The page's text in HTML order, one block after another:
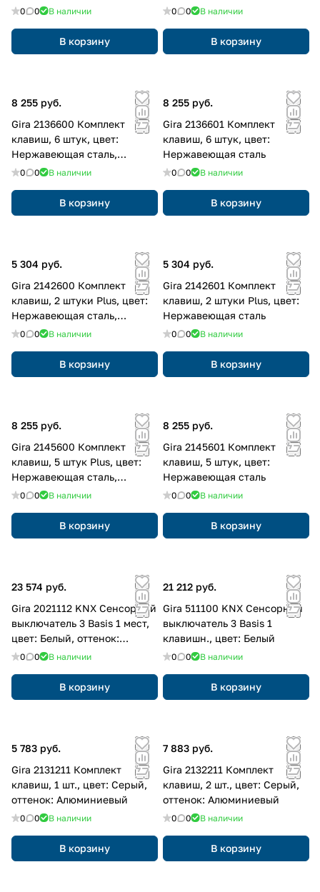
оттенок: Прозрачный
0 0 В наличии
В корзину
0 0 В наличии
В корзину
8 255 руб.
Gira 2136600 Комплект
клавиш, 6 штук, цвет:
Нержавеющая сталь,
оттенок: Прозрачный
0 0 В наличии
В корзину
8 255 руб.
Gira 2136601 Комплект
клавиш, 6 штук, цвет:
Нержавеющая сталь
0 0 В наличии
В корзину
5 304 руб.
Gira 2142600 Комплект
клавиш, 2 штуки Plus, цвет:
Нержавеющая сталь,
оттенок: Прозрачный
0 0 В наличии
В корзину
5 304 руб.
Gira 2142601 Комплект
клавиш, 2 штуки Plus, цвет:
Нержавеющая сталь
0 0 В наличии
В корзину
8 255 руб.
Gira 2145600 Комплект
клавиш, 5 штук Plus, цвет:
Нержавеющая сталь,
оттенок: Прозрачный
0 0 В наличии
В корзину
8 255 руб.
Gira 2145601 Комплект
клавиш, 5 штук, цвет:
Нержавеющая сталь
0 0 В наличии
В корзину
23 574 руб.
Gira 2021112 KNX Сенсорный
выключатель 3 Basis 1 мест,
цвет: Белый, оттенок:
Глянцевый
0 0 В наличии
В корзину
21 212 руб.
Gira 511100 KNX Сенсорный
выключатель 3 Basis 1
клавишн., цвет: Белый
0 0 В наличии
В корзину
5 783 руб.
Gira 2131211 Комплект
клавиш, 1 шт., цвет: Серый,
оттенок: Алюминиевый
0 0 В наличии
В корзину
7 883 руб.
Gira 2132211 Комплект
клавиш, 2 шт., цвет: Серый,
оттенок: Алюминиевый
0 0 В наличии
В корзину